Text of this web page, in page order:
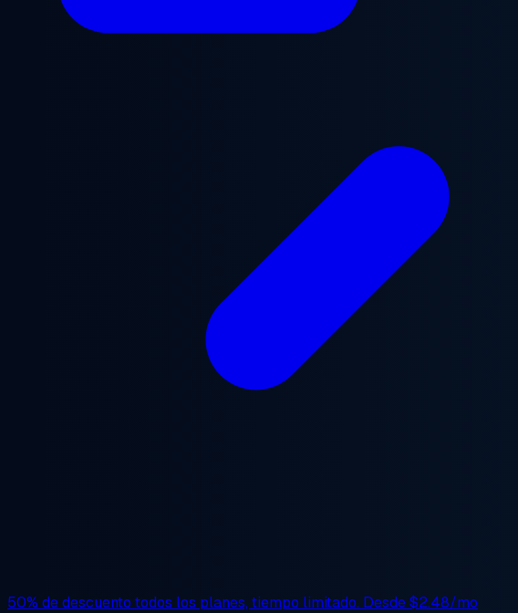
50% de descuento todos los planes, tiempo limitado. Desde$2.48/mo